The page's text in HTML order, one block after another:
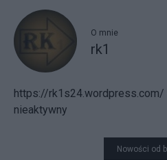
O mnie
rk1
https://
nieaktywny
Nowości od